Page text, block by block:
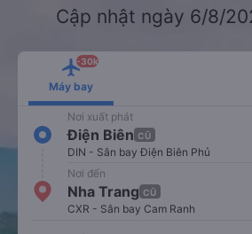
Cập nhật ngày 6/8/
Máy bay
-30k
Nơi xuất phát
Điện Biên CŨ
DIN - Sân bay Điện Biên Phủ
Nơi đến
Nha Trang CŨ
CXR - Sân bay Cam Ranh